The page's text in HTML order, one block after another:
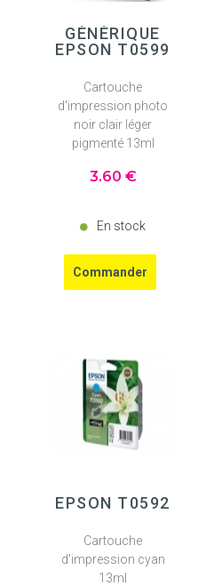
GÉNÉRIQUE
EPSON T0599
Cartouche
d'impression photo
noir clair léger
pigmenté 13ml
3.60 €
En stock
EPSON T0592
Cartouche
d'impression cyan
13ml